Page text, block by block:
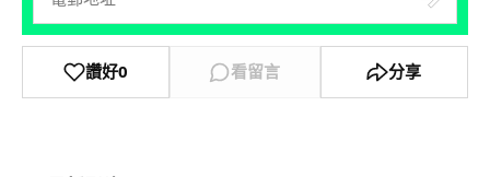
讚好0 看留言 分享